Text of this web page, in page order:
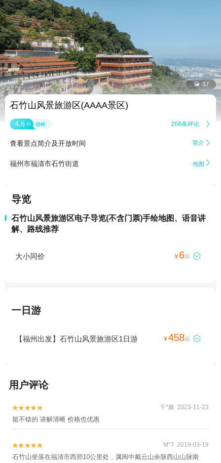
 37
石竹山风景旅游区(AAAA景区)
4.6 分 很棒 268条评论 
查看景点简介及开放时间 简介 
福州市福清市石竹街道 地图 
导览
石竹山风景旅游区电子导览(不含门票)手绘地图、语音讲
解、路线推荐
大小同价 ¥ 6起 
一日游
【福州出发】石竹山风景旅游区1日游 ¥458起 
用户评论

 千*棘 2023-11-23
挺不错的 讲解清晰 价格也优惠

 M*7 2019-03-19
石竹山坐落在福清市西郊10公里处，属闽中戴云山余脉西山山脉南
